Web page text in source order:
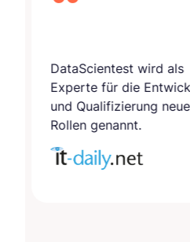
wird als
für die Entwicklung
neuer KI-
genannt.